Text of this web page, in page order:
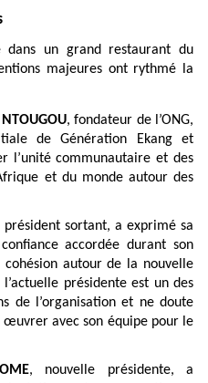
dans un grand restaurant du
majeures ont rythmé la
, fondateur de l’ONG,
de Génération Ekang et
l’unité communautaire et des
et du monde autour des
président sortant, a exprimé sa
accordée durant son
autour de la nouvelle
présidente est un des
de l’organisation et ne doute
œuvrer avec son équipe pour le
, nouvelle présidente, a